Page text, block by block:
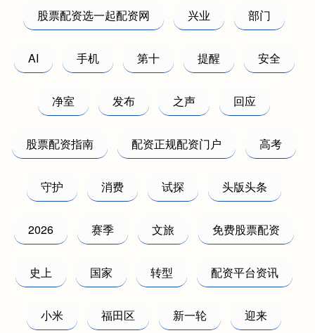
股票配资选一起配资网 兴业 部门
AI 手机 第十 提醒 安全
净室 发布 之声 回应
股票配资指南 配资正规配资门户 高考
守护 消费 试探 头版头条
2026 赛季 文旅 免费股票配资
史上 国家 转型 配资平台资讯
小米 福田区 新一轮 迎来